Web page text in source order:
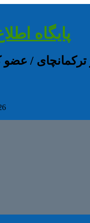
پایگاه
ترکمانچای /